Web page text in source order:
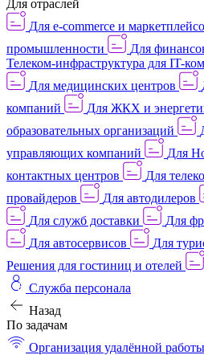
Для отраслей
Для e-commerce и
промышленности
Для
Телеком-инфраструктура для IT-
Для медицинских центров
компаний
Для ЖКХ и
образовательных организаций
управляющих компаний
Для
контактных центров
Для
провайдеров
Для автодилеров
Для служб доставки
Для
Для автосервисов
Для
Решения для гостиниц и отелей
Служба персонала
Назад
По задачам
Организация удалённой работы